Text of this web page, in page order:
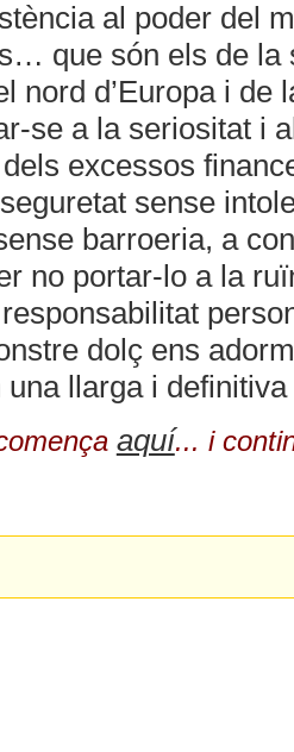
al poder del
que són els de la
nord d’Europa i de
se a la seriositat i
excessos
sense
barroeria, a
no portar-lo a la
dolç ens
llarga i
aquí... i